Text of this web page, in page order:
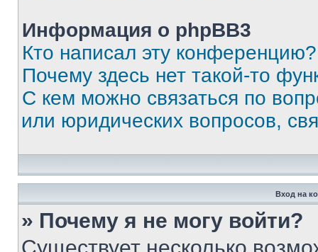
Информация о phpBB3
Кто написал эту конференцию?
Почему здесь нет такой-то
С кем можно связаться по
или юридических вопросов,
Вход на
» Почему я не могу войти?